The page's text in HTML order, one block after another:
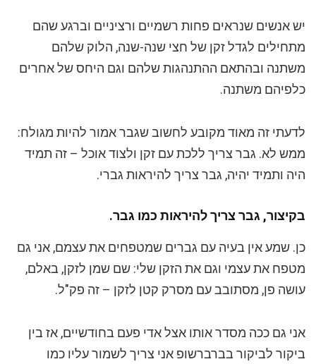
יש אנשים שנראים פחות רשמיים ורציניים וברגע שהם
מתחילים לגדל זקן של חצי שנה-שנה, הלוק שלהם
משתנה ובהתאם ההתנהגות שלהם וגם היחס של אחרים
כלפיהם משתנה.
לדעתי זה מאוד מקובע לחשוב שגבר אמור להיות מגולח:
ממש לא. גבר צריך ללכת עם זקן ולצוד אוכל – זה תמיד
היה ותמיד יהיה, גבר צריך להיראות גברי.
בקיצור, גבר צריך להיראות כמו גבר.
כן. שמע אין בעיה עם גברים שמטפחים את עצמם, אני גם
מטפח את עצמי וגם את הזקן שלי: שם שמן לזקן, באלם,
עושה פן, מסתובב עם מסרק קטן לזקן – זה פק"ל.
אני גם ככה מסדר אותו אצל אדי פעם בחודשיים, אז בין
ביקור לביקור בברברשופ אני צריך לשמור עליו כמו